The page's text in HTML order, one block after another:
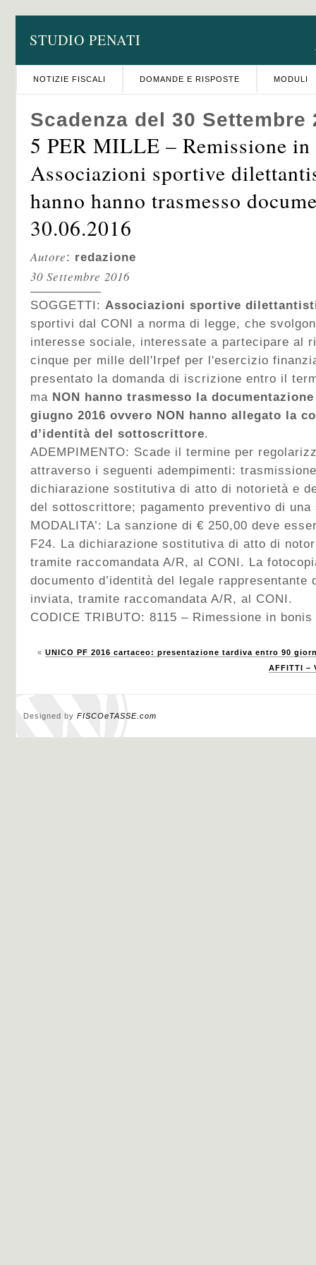
STUDIO PENATI
NOTIZIE FISCALI DOMANDE E RISPOSTE MODULI
Scadenza del 30 Settembre
5 PER MILLE – Remissione
Associazioni sportive
hanno hanno trasmesso
30.06.2016
Autore: redazione
30 Settembre 2016
SOGGETTI: Associazioni sportive
sportivi dal CONI a norma di legge, che
interesse sociale, interessate a partecipare al
cinque per mille dell'Irpef per l'esercizio
presentato la domanda di iscrizione entro il
ma NON hanno trasmesso la
giugno 2016 ovvero NON hanno allegato la
d’identità del sottoscrittore.
ADEMPIMENTO: Scade il termine per
attraverso i seguenti adempimenti:
dichiarazione sostitutiva di atto di notorietà e
del sottoscrittore; pagamento preventivo di una
MODALITA’: La sanzione di € 250,00 deve
F24. La dichiarazione sostitutiva di atto di
tramite raccomandata A/R, al CONI. La
documento d’identità del legale rappresentante
inviata, tramite raccomandata A/R, al CONI.
CODICE TRIBUTO: 8115 – Rimessione in
« UNICO PF 2016 cartaceo: presentazione tardiva entro 90
AFFITTI –
Designed by FISCOeTASSE.com